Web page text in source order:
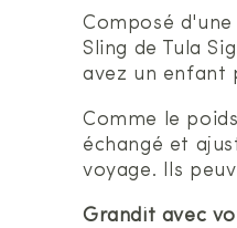
Composé d'une
Sling de Tula
avez un enfant
Comme le
échangé et
voyage. Ils
Grandit avec